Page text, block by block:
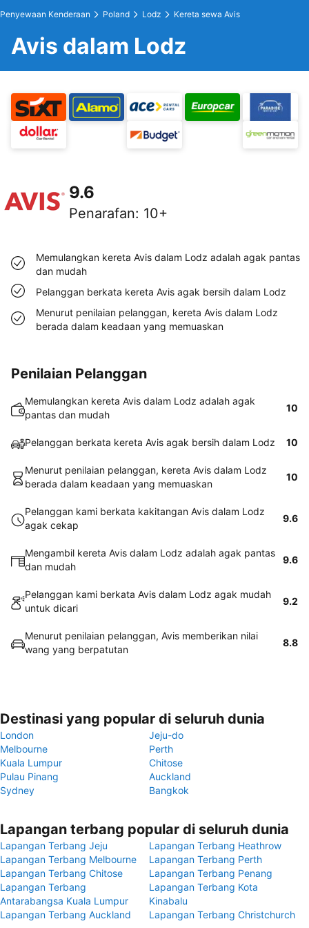
Penyewaan Kenderaan Poland Lodz Kereta sewa Avis
Avis dalam Lodz
9.6
Penarafan: 10+
Memulangkan kereta Avis dalam Lodz adalah agak pantas
dan mudah
Pelanggan berkata kereta Avis agak bersih dalam Lodz
Menurut penilaian pelanggan, kereta Avis dalam Lodz
berada dalam keadaan yang memuaskan
Penilaian Pelanggan
Memulangkan kereta Avis dalam Lodz adalah agak
pantas dan mudah
10
Pelanggan berkata kereta Avis agak bersih dalam Lodz 10
Menurut penilaian pelanggan, kereta Avis dalam Lodz
berada dalam keadaan yang memuaskan
10
Pelanggan kami berkata kakitangan Avis dalam Lodz
agak cekap
9.6
Mengambil kereta Avis dalam Lodz adalah agak pantas
dan mudah
9.6
Pelanggan kami berkata Avis dalam Lodz agak mudah
untuk dicari
9.2
Menurut penilaian pelanggan, Avis memberikan nilai
wang yang berpatutan
8.8
Destinasi yang popular di seluruh dunia
London
Jeju-do
Melbourne
Perth
Kuala Lumpur
Chitose
Pulau Pinang
Auckland
Sydney
Bangkok
Lapangan terbang popular di seluruh dunia
Lapangan Terbang Jeju
Lapangan Terbang Heathrow
Lapangan Terbang Melbourne
Lapangan Terbang Perth
Lapangan Terbang Chitose
Lapangan Terbang Penang
Lapangan Terbang
Antarabangsa Kuala Lumpur
Lapangan Terbang Kota
Kinabalu
Lapangan Terbang Auckland
Lapangan Terbang Christchurch